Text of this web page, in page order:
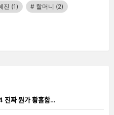
진 (1) 할머니 (2)
뭔가 황홀함…